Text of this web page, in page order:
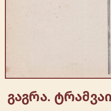
გაგრა.